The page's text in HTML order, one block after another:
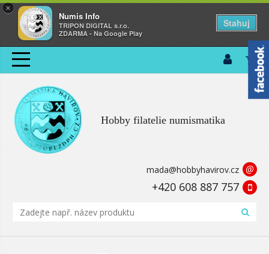
×
Numis Info
TRIPON DIGITAL s.r.o.
ZDARMA - Na Google Play
Stahuj
Hobby filatelie numismatika
mada@hobbyhavirov.cz @
+420 608 887 757